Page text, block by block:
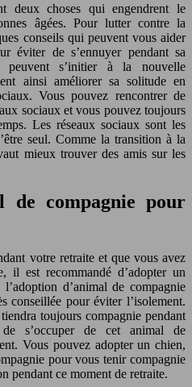
deux choses qui engendrent le
âgées. Pour lutter contre la
conseils qui peuvent vous aider
éviter de s’ennuyer pendant sa
peuvent s’initier à la nouvelle
ainsi améliorer sa solitude en
Vous pouvez rencontrer de
sociaux et vous pouvez toujours
Les réseaux sociaux sont les
seul. Comme la transition à la
mieux trouver des amis sur les
de compagnie pour
votre retraite et que vous avez
il est recommandé d’adopter un
d’animal de compagnie
conseillée pour éviter l’isolement.
toujours compagnie pendant
s’occuper de cet animal de
Vous pouvez adopter un chien,
pour vous tenir compagnie
pendant ce moment de retraite.